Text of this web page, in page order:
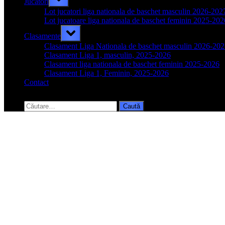
sub-
menu
Lot jucatori liga nationala de baschet masculin 2026-
Lot jucatoare liga nationala de baschet feminin 2025-
Clasamente
Toggle
sub-
menu
Clasament Liga Nationala de baschet masculin 2026-
Clasament Liga 1, masculin, 2025-2026
Clasament liga nationala de baschet feminin 2025-2026
Clasament Liga 1, Feminin, 2025-2026
Contact
search
form
Caută
după: